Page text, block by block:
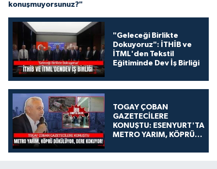
konuşmuyorsunuz?"
"Geleceği Birlikte
Dokuyoruz": İTHİB ve
İTML'den Tekstil
Eğitiminde Dev İş Birliği
TOGAY ÇOBAN
GAZETECİLERE
KONUŞTU: ESENYURT'TA
METRO YARIM, KÖPRÜ
KOKUYOR!